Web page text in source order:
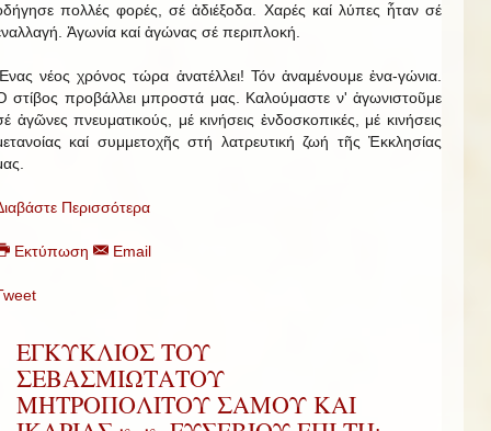
πολλές φορές, σέ ἀδιέξοδα. Χαρές καί λύπες ἦταν σέ
Ἀγωνία καί ἀγώνας σέ περιπλοκή.
νέος χρόνος τώρα ἀνατέλλει! Τόν ἀναμένουμε ἐνα-γώνια.
στίβος προβάλλει μπροστά μας. Καλούμαστε ν' ἀγωνιστοῦμε
ἀγῶνες πνευματικούς, μέ κινήσεις ἐνδοσκοπικές, μέ κινήσεις
καί συμμετοχῆς στή λατρευτική ζωή τῆς Ἐκκλησίας
Περισσότερα
Εκτύπωση Email
ΕΓΚΥΚΛΙΟΣ ΤΟΥ
ΣΕΒΑΣΜΙΩΤΑΤΟΥ
ΜΗΤΡΟΠΟΛΙΤΟΥ ΣΑΜΟΥ ΚΑΙ